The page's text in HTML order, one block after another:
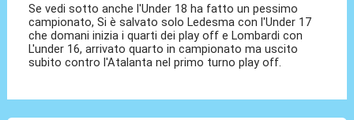
Se vedi sotto anche l'Under 18 ha fatto un pessimo
campionato, Si è salvato solo Ledesma con l'Under 17
che domani inizia i quarti dei play off e Lombardi con
L'under 16, arrivato quarto in campionato ma uscito
subito contro l'Atalanta nel primo turno play off.